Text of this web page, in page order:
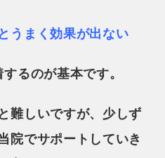
うまく効果が出ない
るのが基本です。
難しいですが、少しず
院でサポートしていき